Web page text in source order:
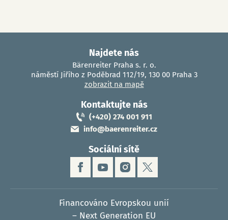
Najdete nás
Bärenreiter Praha s. r. o.
náměstí Jiřího z Poděbrad 112/19, 130 00 Praha 3
zobrazit na mapě
Kontaktujte nás
(+420) 274 001 911
info@baerenreiter.cz
Sociální sítě
Financováno Evropskou unií
– Next Generation EU